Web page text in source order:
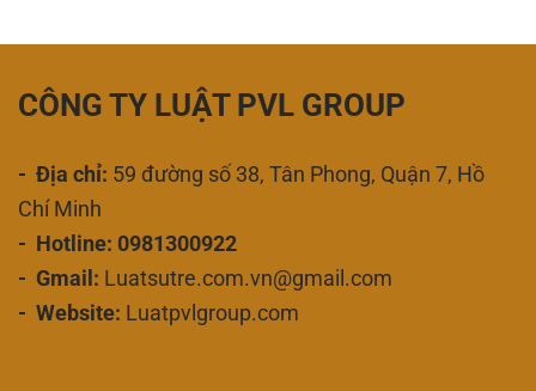
CÔNG TY LUẬT PVL GROUP
- Địa chỉ: 59 đường số 38, Tân Phong, Quận 7, Hồ
Chí Minh
- Hotline: 0981300922
- Gmail: Luatsutre.com.vn@gmail.com
- Website: Luatpvlgroup.com